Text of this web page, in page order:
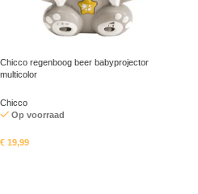
Chicco regenboog beer babyprojector
multicolor
Chicco
Op voorraad
€ 19,99